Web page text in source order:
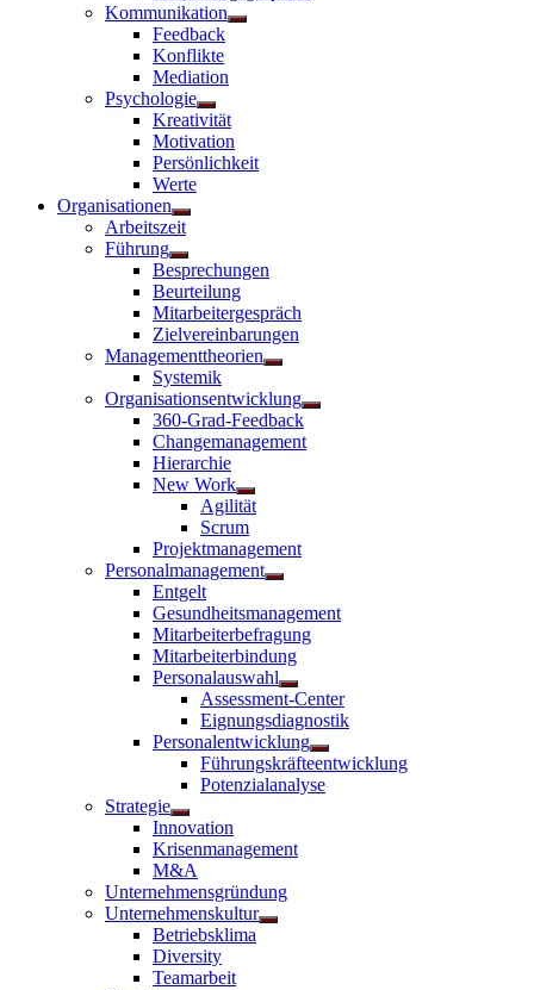
Kommunikation
Untermenü
Feedback
Konflikte
Mediation
Psychologie
Untermenü
anzeigen
Kreativität
Motivation
Persönlichkeit
Werte
Organisationen
Untermenü
anzeigen
Arbeitszeit
Führung
Untermenü
anzeigen
Besprechungen
Beurteilung
Mitarbeitergespräch
Zielvereinbarungen
Managementtheorien
Untermenü
Systemik
Organisationsentwicklung
Untermenü
360-Grad-Feedback
Changemanagement
Hierarchie
New Work
Untermenü
anzeigen
Agilität
Scrum
Projektmanagement
Personalmanagement
Untermenü
Entgelt
Gesundheitsmanagement
Mitarbeiterbefragung
Mitarbeiterbindung
Personalauswahl
Untermenü
anzeigen
Assessment-Center
Eignungsdiagnostik
Personalentwicklung
Untermenü
anzeigen
Führungskräfteentwicklung
Potenzialanalyse
Strategie
Untermenü
anzeigen
Innovation
Krisenmanagement
M&A
Unternehmensgründung
Unternehmenskultur
Untermenü
Betriebsklima
Diversity
Teamarbeit